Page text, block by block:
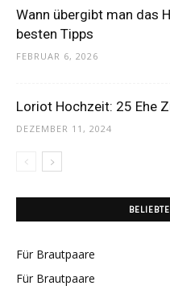
Wann übergibt man das
besten Tipps
FEBRUAR 6, 2026
Loriot Hochzeit: 25 Ehe
DEZEMBER 11, 2024
Für Brautpaare
Für Brautpaare